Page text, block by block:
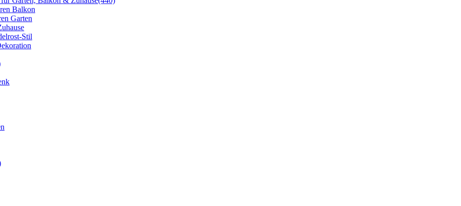
Balkon
Garten
Stil